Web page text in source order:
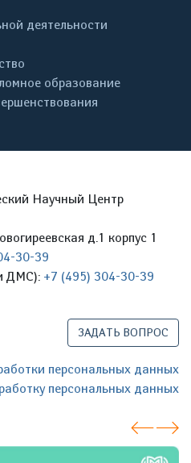
деятельности
образование
Научный Центр
д.1 корпус 1
30-39
ДМС): +7 (495) 304-30-39
ЗАДАТЬ ВОПРОС
персональных данных
персональных данных